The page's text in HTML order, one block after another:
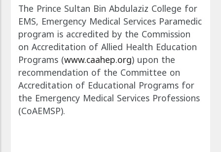
The Prince Sultan Bin Abdulaziz College for
EMS, Emergency Medical Services Paramedic
program is accredited by the Commission
on Accreditation of Allied Health Education
Programs (www.caahep.org) upon the
recommendation of the Committee on
Accreditation of Educational Programs for
the Emergency Medical Services Professions
(CoAEMSP).